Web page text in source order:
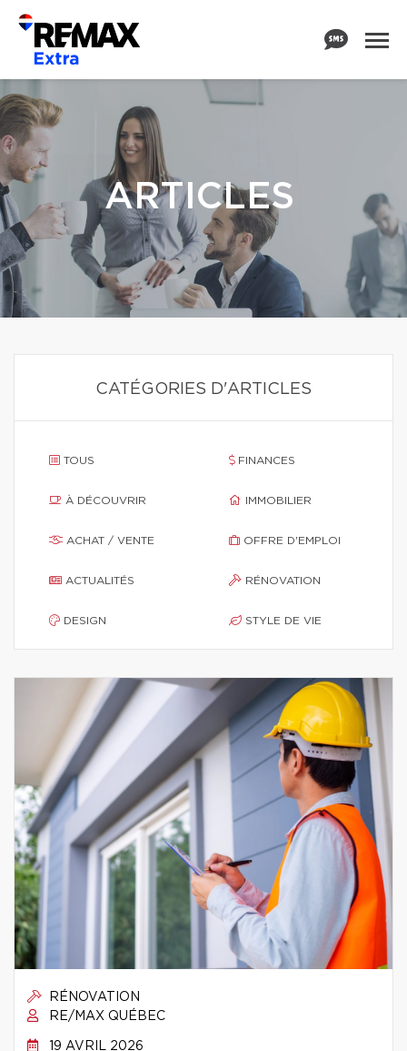
ARTICLES
CATÉGORIES D'ARTICLES
TOUS
À DÉCOUVRIR
ACHAT / VENTE
ACTUALITÉS
DESIGN
FINANCES
IMMOBILIER
OFFRE D'EMPLOI
RÉNOVATION
STYLE DE VIE
RÉNOVATION
RE/MAX QUÉBEC
19 AVRIL 2026